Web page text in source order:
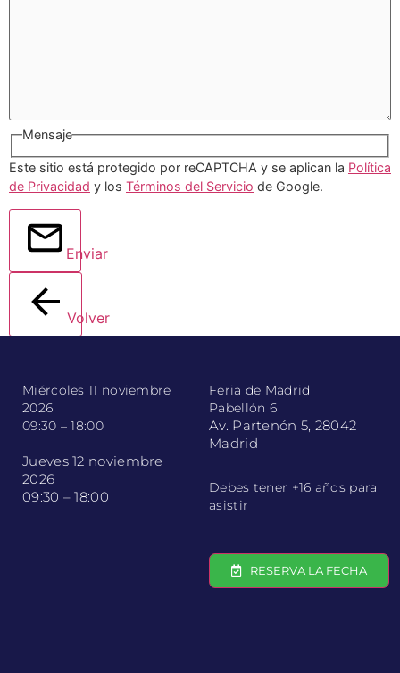
Mensaje
Este sitio está protegido por reCAPTCHA y se aplican la Política
de Privacidad y los Términos del Servicio de Google.
Enviar
Volver
Miércoles 11 noviembre
2026
09:30 – 18:00
Jueves 12 noviembre
2026
09:30 – 18:00
Feria de Madrid
Pabellón 6
Av. Partenón 5, 28042
Madrid
Debes tener +16 años para
asistir
RESERVA LA FECHA